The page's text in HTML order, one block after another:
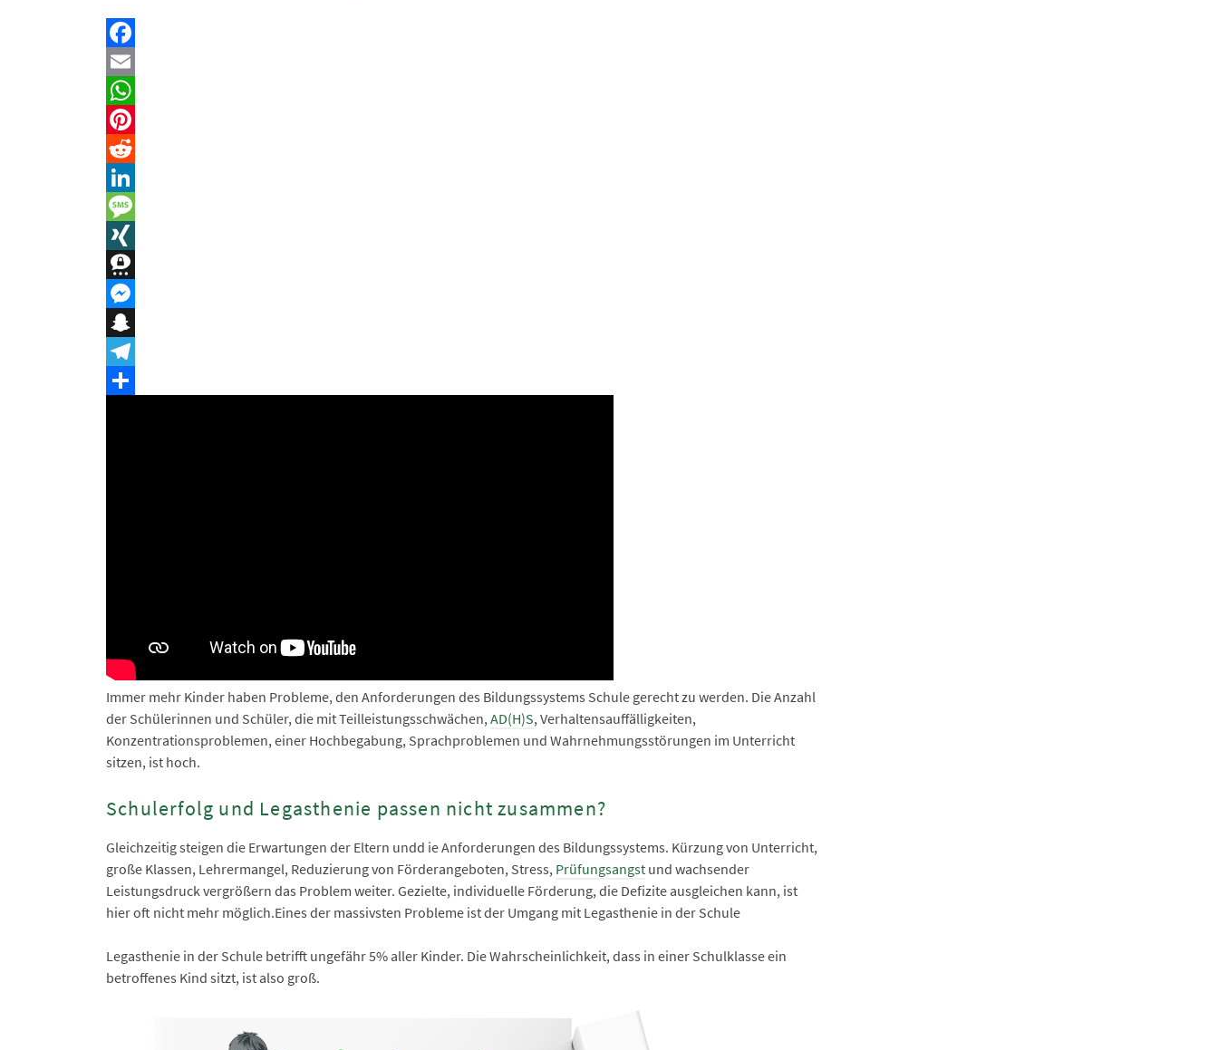
Facebook
Email
WhatsApp
Pinterest
Reddit
LinkedIn
Message
XING
Threema
Messenger
Snapchat
Telegram
Immer mehr Kinder haben Probleme, den Anforderungen des Bildungssystems Schule gerecht zu werden. Die Anzahl
der Schülerinnen und Schüler, die mit Teilleistungsschwächen,AD(H)S, Verhaltensauffälligkeiten,
Konzentrationsproblemen, einer Hochbegabung, Sprachproblemen und Wahrnehmungsstörungen im Unterricht
sitzen, ist hoch.
Schulerfolg und Legasthenie passen nicht zusammen?
Gleichzeitig steigen die Erwartungen der Eltern undd ie Anforderungen des Bildungssystems. Kürzung von Unterricht,
große Klassen, Lehrermangel, Reduzierung von Förderangeboten, Stress, Prüfungsangst und wachsender
Leistungsdruck vergrößern das Problem weiter. Gezielte, individuelle Förderung, die Defizite ausgleichen kann, ist
hier oft nicht mehr möglich.Eines der massivsten Probleme ist der Umgang mit Legasthenie in der Schule
Legasthenie in der Schule betrifft ungefähr 5% aller Kinder. Die Wahrscheinlichkeit, dass in einer Schulklasse ein
betroffenes Kind sitzt, ist also groß.